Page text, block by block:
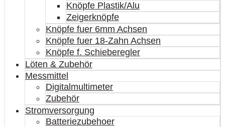
Knöpfe Plastik/Alu
Zeigerknöpfe
Knöpfe fuer 6mm Achsen
Knöpfe fuer 18-Zahn Achsen
Knöpfe f. Schieberegler
Löten & Zubehör
Messmittel
Digitalmultimeter
Zubehör
Stromversorgung
Batteriezubehoer